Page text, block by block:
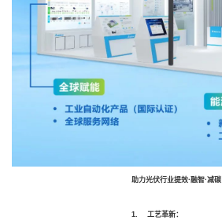
助力光伏行业提效·融智·减碳
1. 工艺革新：